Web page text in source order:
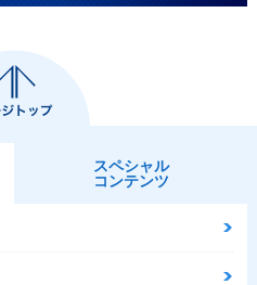
スペシャル
コンテンツ